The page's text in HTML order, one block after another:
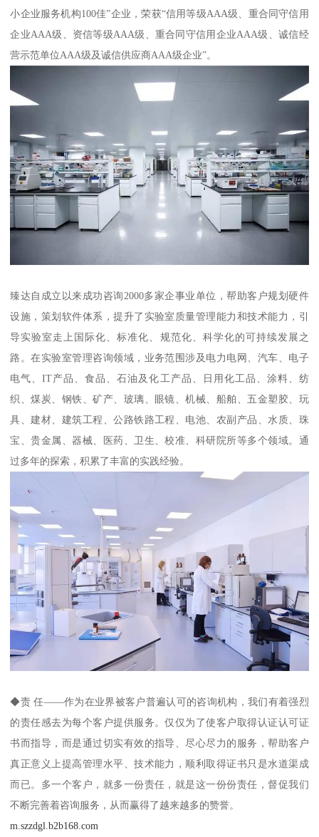
小企业服务机构100佳”企业，荣获“信用等级AAA级、重合同守信用
企业AAA级、资信等级AAA级、重合同守信用企业AAA级、诚信经
营示范单位AAA级及诚信供应商AAA级企业”。
臻达自成立以来成功咨询2000多家企事业单位，帮助客户规划硬件
设施，策划软件体系，提升了实验室质量管理能力和技术能力，引
导实验室走上国际化、标准化、规范化、科学化的可持续发展之
路。在实验室管理咨询领域，业务范围涉及电力电网、汽车、电子
电气、IT产品、食品、石油及化工产品、日用化工品、涂料、纺
织、煤炭、钢铁、矿产、玻璃、眼镜、机械、船舶、五金塑胶、玩
具、建材、建筑工程、公路铁路工程、电池、农副产品、水质、珠
宝、贵金属、器械、医药、卫生、校准、科研院所等多个领域。通
过多年的探索，积累了丰富的实践经验。
◆责 任——作为在业界被客户普遍认可的咨询机构，我们有着强烈
的责任感去为每个客户提供服务。仅仅为了使客户取得认证认可证
书而指导，而是通过切实有效的指导、尽心尽力的服务，帮助客户
真正意义上提高管理水平、技术能力，顺利取得证书只是水道渠成
而已。多一个客户，就多一份责任，就是这一份份责任，督促我们
不断完善着咨询服务，从而赢得了越来越多的赞誉。
m.szzdgl.b2b168.com